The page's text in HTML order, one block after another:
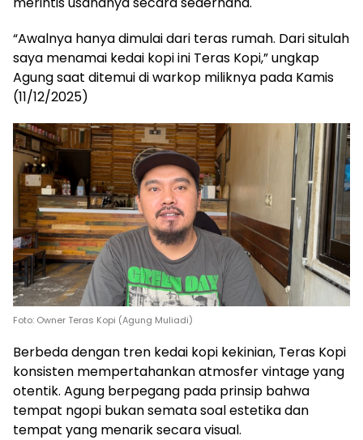
“Awalnya hanya dimulai dari teras rumah. Dari situlah
saya menamai kedai kopi ini Teras Kopi,” ungkap
Agung saat ditemui di warkop miliknya pada Kamis
(11/12/2025)
Foto: Owner Teras Kopi (Agung Muliadi)
Berbeda dengan tren kedai kopi kekinian, Teras Kopi
konsisten mempertahankan atmosfer vintage yang
otentik. Agung berpegang pada prinsip bahwa
tempat ngopi bukan semata soal estetika dan
tempat yang menarik secara visual.